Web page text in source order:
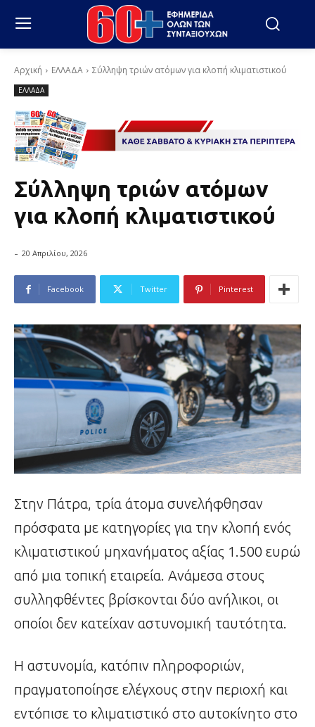
Αρχική ΕΛΛΑΔΑ Σύλληψη τριών ατόμων για κλοπή κλιματιστικού
ΕΛΛΑΔΑ
Σύλληψη τριών ατόμων
για κλοπή κλιματιστικού
- 20 Απριλίου, 2026
Facebook Twitter Pinterest
Στην Πάτρα, τρία άτομα συνελήφθησαν
πρόσφατα με κατηγορίες για την κλοπή ενός
κλιματιστικού μηχανήματος αξίας 1.500 ευρώ
από μια τοπική εταιρεία. Ανάμεσα στους
συλληφθέντες βρίσκονται δύο ανήλικοι, οι
οποίοι δεν κατείχαν αστυνομική ταυτότητα.
Η αστυνομία, κατόπιν πληροφοριών,
πραγματοποίησε ελέγχους στην περιοχή και
εντόπισε το κλιματιστικό στο αυτοκίνητο στο